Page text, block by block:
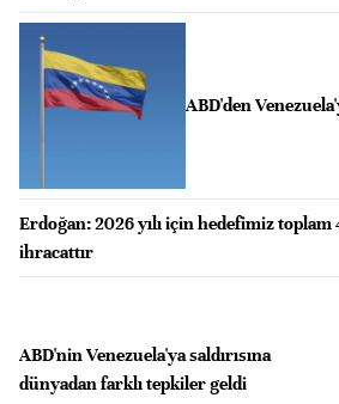
ABD'den
Erdoğan: 2026 yılı için hedefimiz
ihracattır
ABD'nin Venezuela'ya saldırısına
dünyadan farklı tepkiler geldi